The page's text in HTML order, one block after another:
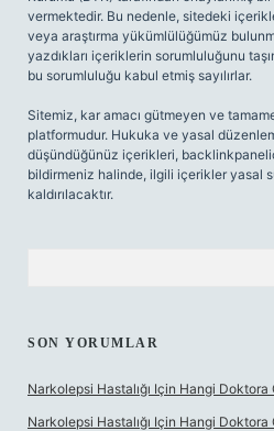
vermektedir. Bu nedenle, sitedeki
veya araştırma yükümlülüğümüz
yazdıkları içeriklerin sorumluluğunu
bu sorumluluğu kabul etmiş sayılırlar.
Sitemiz, kar amacı gütmeyen ve
platformudur. Hukuka ve yasal
düşündüğünüz içerikleri,
bildirmeniz halinde, ilgili içerikler yasal
kaldırılacaktır.
SON YORUMLAR
Narkolepsi Hastalığı Için Hangi Doktora
Narkolepsi Hastalığı Için Hangi Doktora